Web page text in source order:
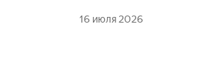
городa
16 июля 2026